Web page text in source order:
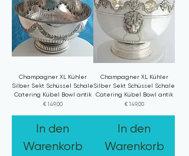
Champagner XL Kühler
Silber Sekt Schüssel Schale
Catering Kübel Bowl antik
Preis
€ 149,00
In den
Warenkorb
Champagner XL Kühler
Silber Sekt Schüssel Schale
Catering Kübel Bowl antik
Preis
€ 149,00
In den
Warenkorb